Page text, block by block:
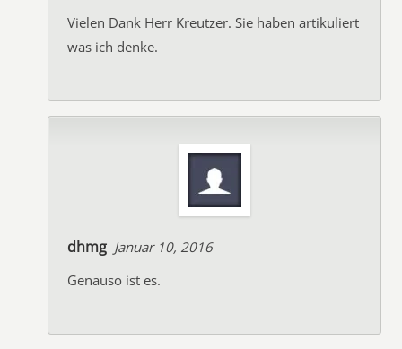
Vielen Dank Herr Kreutzer. Sie haben artikuliert
was ich denke.
dhmg Januar 10, 2016
Genauso ist es.